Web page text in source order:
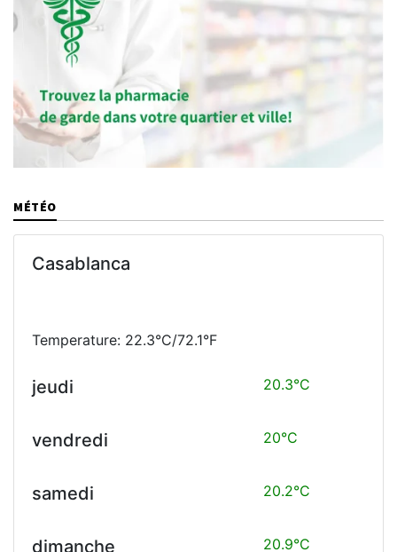
MÉTÉO
Casablanca
Temperature: 22.3°C/72.1°F
jeudi 20.3°C
vendredi 20°C
samedi 20.2°C
dimanche 20.9°C